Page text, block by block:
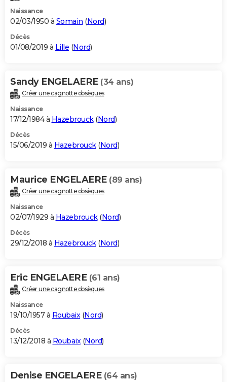
Naissance
02/03/1950 à Somain (Nord)
Décès
01/08/2019 à Lille (Nord)
Sandy ENGELAERE (34 ans)
Créer une cagnotte obsèques
Naissance
17/12/1984 à Hazebrouck(Nord)
Décès
15/06/2019 à Hazebrouck(Nord)
Maurice ENGELAERE (89 ans)
Créer une cagnotte obsèques
Naissance
02/07/1929 à Hazebrouck(Nord)
Décès
29/12/2018 à Hazebrouck(Nord)
Eric ENGELAERE (61 ans)
Créer une cagnotte obsèques
Naissance
19/10/1957 à Roubaix(Nord)
Décès
13/12/2018 à Roubaix(Nord)
Denise ENGELAERE (64 ans)